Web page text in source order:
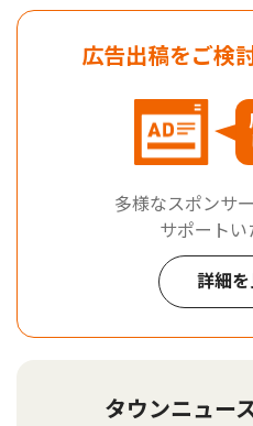
広告出稿をご検
多様なスポンサ
サポートい
詳細を
タウンニュー